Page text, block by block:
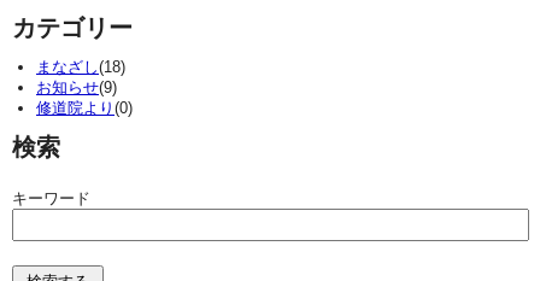
カテゴリー
まなざし(18)
お知らせ(9)
修道院より (0)
検索
キーワード